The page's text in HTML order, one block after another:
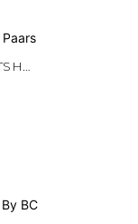
BILLIEBLUSH SWEATSHIRT PAARS